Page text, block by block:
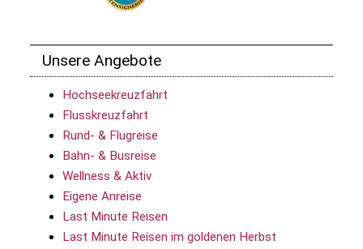
Unsere Angebote
Hochseekreuzfahrt
Flusskreuzfahrt
Rund- & Flugreise
Bahn- & Busreise
Wellness & Aktiv
Eigene Anreise
Last Minute Reisen
Last Minute Reisen im goldenen Herbst